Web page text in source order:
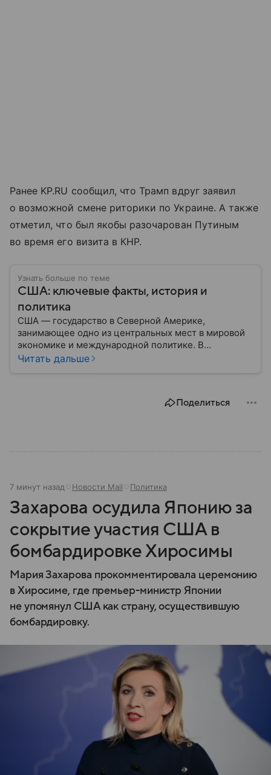
Ранее KP.RU сообщил, что Трамп вдруг заявил
о возможной смене риторики по Украине. А также
отметил, что был якобы разочарован Путиным
во время его визита в КНР.
Узнать больше по теме
США: ключевые факты, история и
политика
США — государство в Северной Америке,
занимающее одно из центральных мест в мировой
экономике и международной политике. В
материале — основные сведения об этой стране.
Читать дальше
Поделиться
7 минут назад Новости Mail Политика
Захарова осудила Японию за
сокрытие участия США в
бомбардировке Хиросимы
Мария Захарова прокомментировала церемонию
в Хиросиме, где премьер-министр Японии
не упомянул США как страну, осуществившую
бомбардировку.